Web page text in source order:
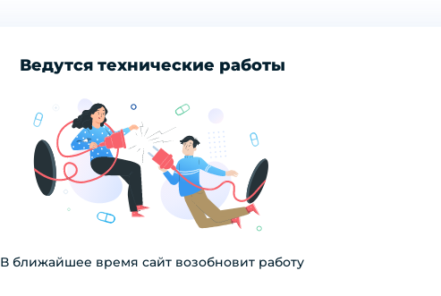
Ведутся технические работы
В ближайшее время сайт возобновит работу